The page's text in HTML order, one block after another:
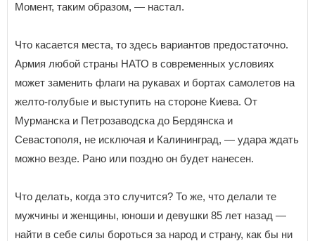
Момент, таким образом, — настал.
Что касается места, то здесь вариантов предостаточно.
Армия любой страны НАТО в современных условиях
может заменить флаги на рукавах и бортах самолетов на
желто-голубые и выступить на стороне Киева. От
Мурманска и Петрозаводска до Бердянска и
Севастополя, не исключая и Калининград, — удара ждать
можно везде. Рано или поздно он будет нанесен.
Что делать, когда это случится? То же, что делали те
мужчины и женщины, юноши и девушки 85 лет назад —
найти в себе силы бороться за народ и страну, как бы ни